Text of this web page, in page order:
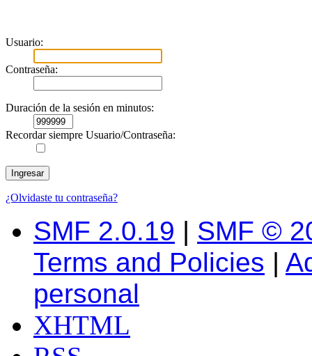
Usuario:
Contraseña:
Duración de la sesión en minutos:
Recordar siempre Usuario/Contraseña:
¿Olvidaste tu contraseña?
SMF 2.0.19 | SMF ©
Terms and Policies |
personal
XHTML